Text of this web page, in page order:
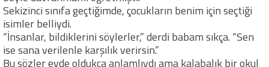
Sekizinci sınıfa geçtiğimde, çocukların benim için seçtiği
isimler belliydi.
“İnsanlar, bildiklerini söylerler,” derdi babam sıkça. “Sen
ise sana verilenle karşılık verirsin.”
Bu sözler evde oldukça anlamlıydı ama kalabalık bir okul